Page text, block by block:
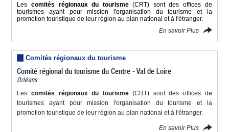
Les comités régionaux du tourisme(CRT) sont des offices de
tourismes ayant pour mission l'organisation du tourisme et la
promotion touristique de leur région au plan national et à l'étranger.
En savoir Plus
Comités régionaux du tourisme
Comité régional du tourisme du Centre - Val de Loire
Orléans
Les comités régionaux du tourisme(CRT) sont des offices de
tourismes ayant pour mission l'organisation du tourisme et la
promotion touristique de leur région au plan national et à l'étranger.
En savoir Plus